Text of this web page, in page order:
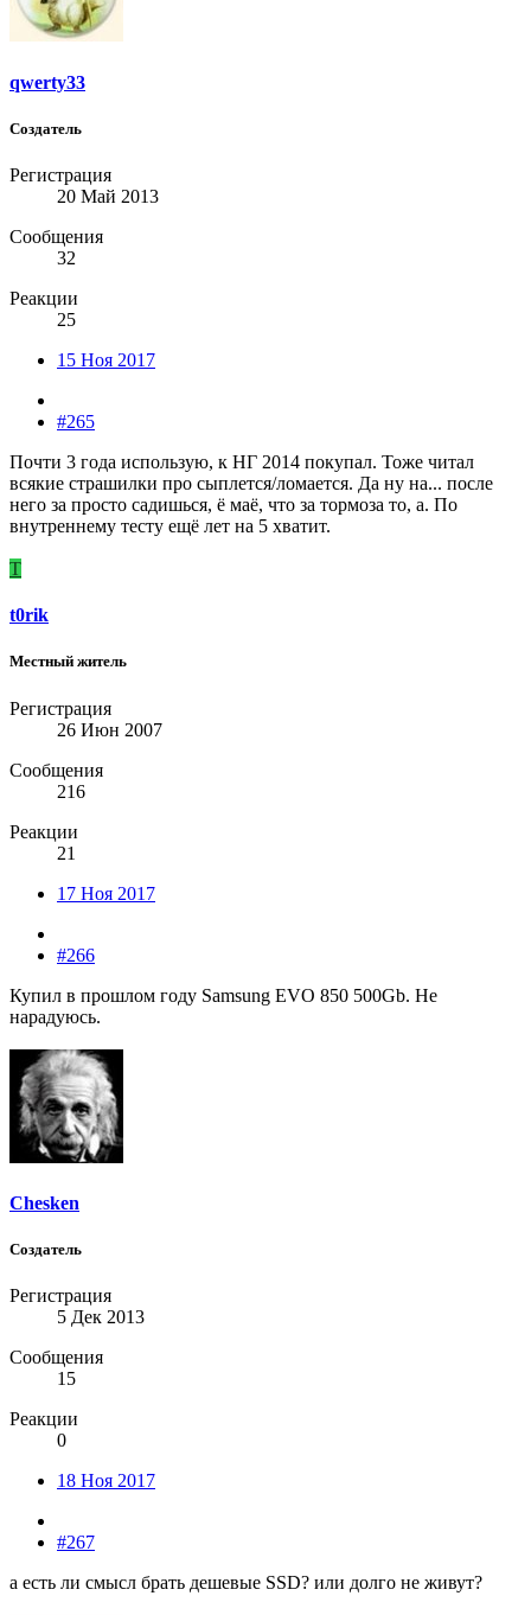
qwerty33
Создатель
Регистрация
20 Май 2013
Сообщения
32
Реакции
25
15 Ноя 2017
#265
Почти 3 года использую, к НГ 2014 покупал. Тоже читал
всякие страшилки про сыплется/ломается. Да ну на... после
него за просто садишься, ё маё, что за тормоза то, а. По
внутреннему тесту ещё лет на 5 хватит.
T
t0rik
Местный житель
Регистрация
26 Июн 2007
Сообщения
216
Реакции
21
17 Ноя 2017
#266
Купил в прошлом году Samsung EVO 850 500Gb. Не
нарадуюсь.
Chesken
Создатель
Регистрация
5 Дек 2013
Сообщения
15
Реакции
0
18 Ноя 2017
#267
а есть ли смысл брать дешевые SSD? или долго не живут?